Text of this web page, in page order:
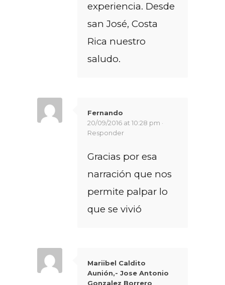
experiencia. Desde
san José, Costa
Rica nuestro
saludo.
Fernando
20/09/2016 at 10:28 pm ·
Responder
Gracias por esa
narración que nos
permite palpar lo
que se vivió
Mariibel Caldito
Aunión,- Jose Antonio
Gonzalez Borrero